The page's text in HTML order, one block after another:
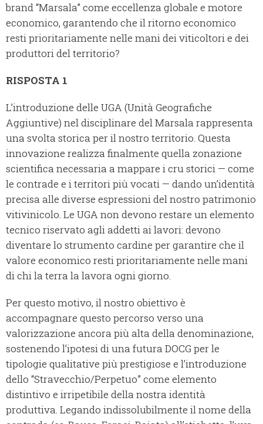
brand “Marsala” come eccellenza globale e motore
economico, garantendo che il ritorno economico
resti prioritariamente nelle mani dei viticoltori e dei
produttori del territorio?
RISPOSTA 1
L’introduzione delle UGA (Unità Geografiche
Aggiuntive) nel disciplinare del Marsala rappresenta
una svolta storica per il nostro territorio. Questa
innovazione realizza finalmente quella zonazione
scientifica necessaria a mappare i cru storici — come
le contrade e i territori più vocati — dando un’identità
precisa alle diverse espressioni del nostro patrimonio
vitivinicolo. Le UGA non devono restare un elemento
tecnico riservato agli addetti ai lavori: devono
diventare lo strumento cardine per garantire che il
valore economico resti prioritariamente nelle mani
di chi la terra la lavora ogni giorno.
Per questo motivo, il nostro obiettivo è
accompagnare questo percorso verso una
valorizzazione ancora più alta della denominazione,
sostenendo l’ipotesi di una futura DOCG per le
tipologie qualitative più prestigiose e l’introduzione
dello “Stravecchio/Perpetuo” come elemento
distintivo e irripetibile della nostra identità
produttiva. Legando indissolubilmente il nome della